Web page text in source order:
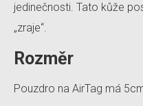
jedinečnosti. Tato kůže
„zraje“.
Rozměr
Pouzdro na AirTag má